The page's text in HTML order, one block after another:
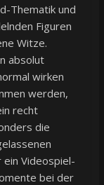
Thematik und
Figuren
Witze.
absolut
wirken
werden,
recht
die
Videospiel-
bei der